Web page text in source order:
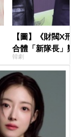
【圖】《財閥X
合體「新隊長」
比槍」霸氣爆棚
韓劇